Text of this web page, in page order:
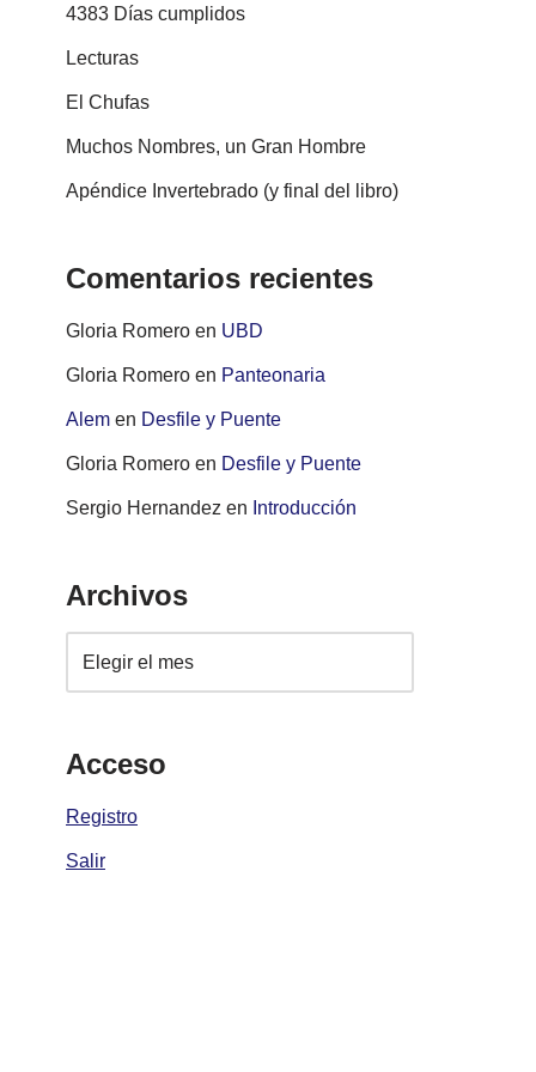
4383 Días cumplidos
Lecturas
El Chufas
Muchos Nombres, un Gran Hombre
Apéndice Invertebrado (y final del libro)
Comentarios recientes
Gloria Romero en UBD
Gloria Romero en Panteonaria
Alem en Desfile y Puente
Gloria Romero en Desfile y Puente
Sergio Hernandez en Introducción
Archivos
Acceso
Registro
Salir